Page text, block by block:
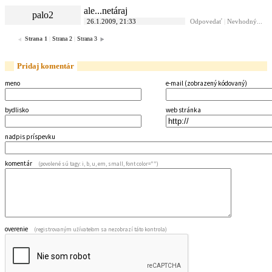
palo2 ale...netáraj
Odpovedať Nevhodný...
26.1.2009, 21:33
Strana 1 Strana 2 Strana 3
Pridaj komentár
meno
bydlisko
e-mail (zobrazený kódovaný)
web stránka
nadpis príspevku
komentár (povolené sú tagy: i, b, u, em, small, font color="")
overenie (registrovaným užívateľom sa nezobrazí táto kontrola)